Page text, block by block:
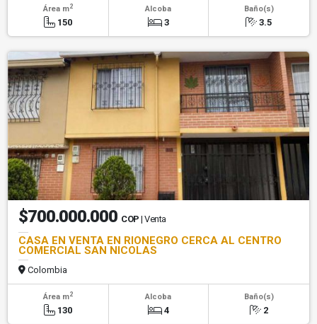
Área m2
150
Alcoba
3
Baño(s)
3.5
$700.000.000 COP | Venta
CASA EN VENTA EN RIONEGRO CERCA AL CENTRO
COMERCIAL SAN NICOLAS
Colombia
Área m2
130
Alcoba
4
Baño(s)
2